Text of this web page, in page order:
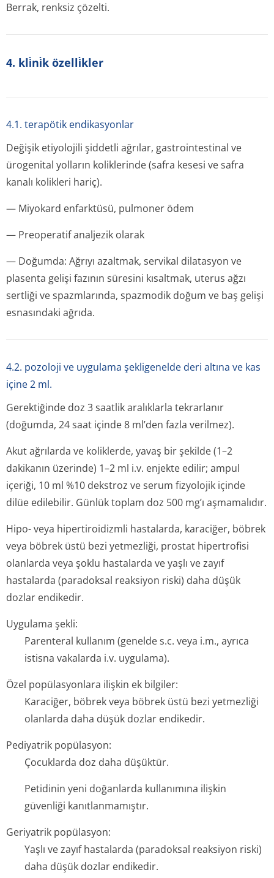
Berrak, renksiz çözelti.
4. kli̇ni̇k özelli̇kler
4.1. terapötik endikasyonlar
Değişik etiyolojili şiddetli ağrılar, gastrointestinal ve
ürogenital yolların koliklerinde (safra kesesi ve safra
kanalı kolikleri hariç).
— Miyokard enfarktüsü, pulmoner ödem
— Preoperatif analjezik olarak
— Doğumda: Ağrıyı azaltmak, servikal dilatasyon ve
plasenta gelişi fazının süresini kısaltmak, uterus ağzı
sertliği ve spazmlarında, spazmodik doğum ve baş gelişi
esnasındaki ağrıda.
4.2. pozoloji ve uygulama şekligenelde deri altına ve kas
içine 2 ml.
Gerektiğinde doz 3 saatlik aralıklarla tekrarlanır
(doğumda, 24 saat içinde 8 ml’den fazla verilmez).
Akut ağrılarda ve koliklerde, yavaş bir şekilde (1–2
dakikanın üzerinde) 1–2 ml i.v. enjekte edilir; ampul
içeriği, 10 ml %10 dekstroz ve serum fizyolojik içinde
dilüe edilebilir. Günlük toplam doz 500 mg’ı aşmamalıdır.
Hipo- veya hipertiroidizmli hastalarda, karaciğer, böbrek
veya böbrek üstü bezi yetmezliği, prostat hipertrofisi
olanlarda veya şoklu hastalarda ve yaşlı ve zayıf
hastalarda (paradoksal reaksiyon riski) daha düşük
dozlar endikedir.
Uygulama şekli:
Parenteral kullanım (genelde s.c. veya i.m., ayrıca
istisna vakalarda i.v. uygulama).
Özel popülasyonlara ilişkin ek bilgiler:
Karaciğer, böbrek veya böbrek üstü bezi yetmezliği
olanlarda daha düşük dozlar endikedir.
Pediyatrik popülasyon:
Çocuklarda doz daha düşüktür.
Petidinin yeni doğanlarda kullanımına ilişkin
güvenliği kanıtlanmamıştır.
Geriyatrik popülasyon:
Yaşlı ve zayıf hastalarda (paradoksal reaksiyon riski)
daha düşük dozlar endikedir.